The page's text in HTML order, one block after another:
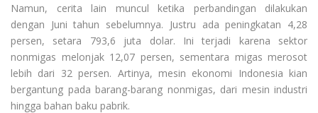
Namun, cerita lain muncul ketika perbandingan dilakukan
dengan Juni tahun sebelumnya. Justru ada peningkatan 4,28
persen, setara 793,6 juta dolar. Ini terjadi karena sektor
nonmigas melonjak 12,07 persen, sementara migas merosot
lebih dari 32 persen. Artinya, mesin ekonomi Indonesia kian
bergantung pada barang-barang nonmigas, dari mesin industri
hingga bahan baku pabrik.